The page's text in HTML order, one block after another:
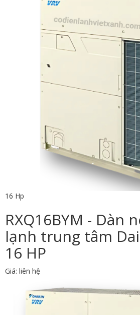
16 Hp
RXQ16BYM - Dàn
lạnh trung tâm
16 HP
Giá: liên hệ